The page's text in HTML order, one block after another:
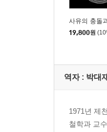
사유의 충돌
19,800원
역자 : 박대
1971년 제
철학과 교